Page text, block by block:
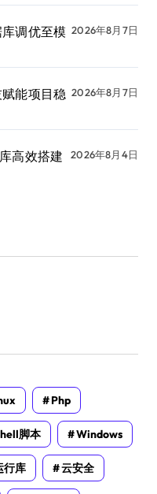
调优至模 2026年8月7日
能项目稳 2026年8月7日
高效搭建
2026年8月4日
Php
脚本 Windows
行库 云安全